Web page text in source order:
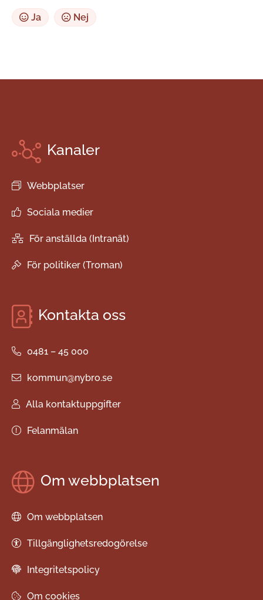
Ja Nej
Kanaler
Webbplatser
Sociala medier
För anställda (Intranät)
För politiker (Troman)
Kontakta oss
0481 – 45 000
kommun@nybro.se
Alla kontaktuppgifter
Felanmälan
Om webbplatsen
Om webbplatsen
Tillgänglighetsredogörelse
Integritetspolicy
Om cookies